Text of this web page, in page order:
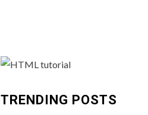
TRENDING POSTS